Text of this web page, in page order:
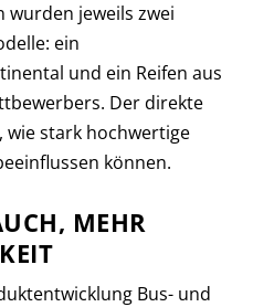
wurden jeweils zwei
ein
und ein Reifen aus
Der direkte
wie stark hochwertige
können.
MEHR
Bus- und